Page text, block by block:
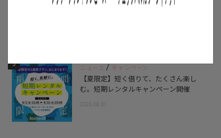
スタッフに聞いた！レンタルして良かっ
5 ニュース / キャンペーン
【夏限定】短く借りて、たくさん楽し
む。短期レンタルキャンペーン開催
2026.06.01